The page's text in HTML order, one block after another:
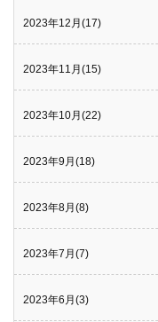
2023年12月(17)
2023年11月(15)
2023年10月(22)
2023年9月(18)
2023年8月(8)
2023年7月(7)
2023年6月(3)